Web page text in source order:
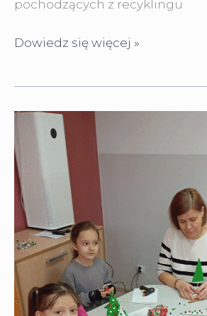
pochodzących z recyklingu
Ptasi
Dowiedz się więcej »